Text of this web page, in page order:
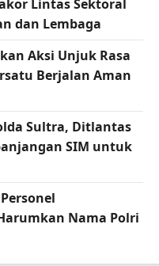
Lintas Sektoral
dan Lembaga
Aksi Unjuk Rasa
Berjalan Aman
Sultra, Ditlantas
SIM untuk
Nama Polri